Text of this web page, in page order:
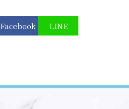
Facebook LINE